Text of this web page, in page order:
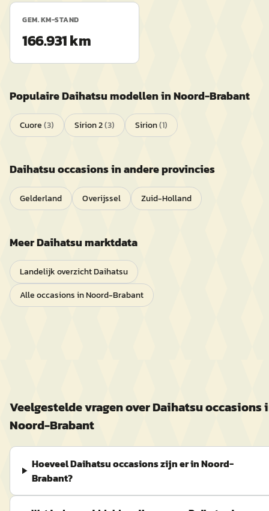
GEM. KM-STAND
166.931 km
PopulaireDaihatsumodellen inNoord-Brabant
Cuore(3) Sirion 2(3) Sirion(1)
Daihatsuoccasions in andere provincies
Gelderland Overijssel Zuid-Holland
MeerDaihatsumarktdata
Landelijk overzichtDaihatsu
Alle occasions inNoord-Brabant
Veelgestelde vragen overDaihatsuoccasions
Noord-Brabant
Hoeveel Daihatsu occasions zijn er in Noord-
Brabant?